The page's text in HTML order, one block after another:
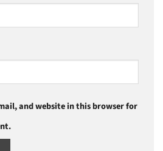
and website in this browser for